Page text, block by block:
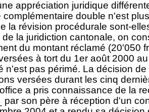
appréciation juridique
complémentaire double n'est
la révision procédurale sont-
de la juridiction cantonale, on
du montant réclamé (20'050
à tort du 1er août 2000
n'est pas périmé. La décision
versées durant les cinq
a pris connaissance de la
par son père à réception d'un